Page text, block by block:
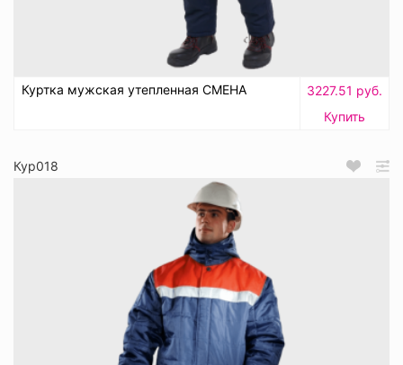
Куртка мужская утепленная СМЕНА
3227.51 руб.
Купить
Кур018